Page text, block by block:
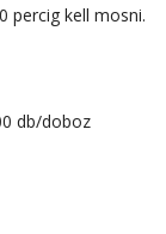
percig kell mosni.
db/doboz